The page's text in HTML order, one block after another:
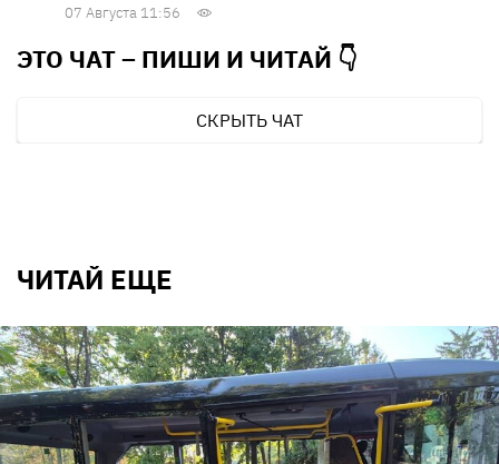
07 Августа 11:56
ЭТО ЧАТ – ПИШИ И ЧИТАЙ 👇
СКРЫТЬ ЧАТ
ЧИТАЙ ЕЩЕ